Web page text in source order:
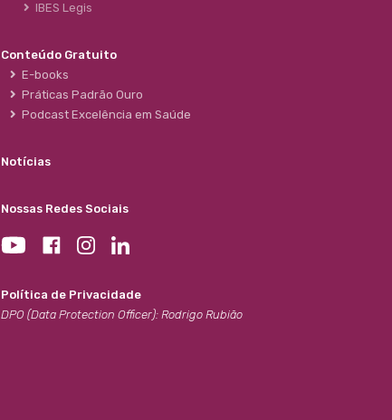
IBES Legis
Conteúdo Gratuito
E-books
Práticas Padrão Ouro
Podcast Excelência em Saúde
Notícias
Nossas Redes Sociais
Política de Privacidade
DPO (Data Protection Officer): Rodrigo Rubião